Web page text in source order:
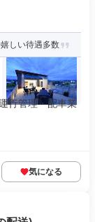
しい待遇多数
行管理・配車業
気になる